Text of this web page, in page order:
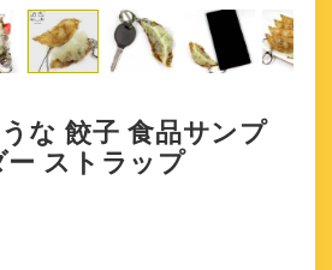
な 餃子 食品サンプ
ストラップ